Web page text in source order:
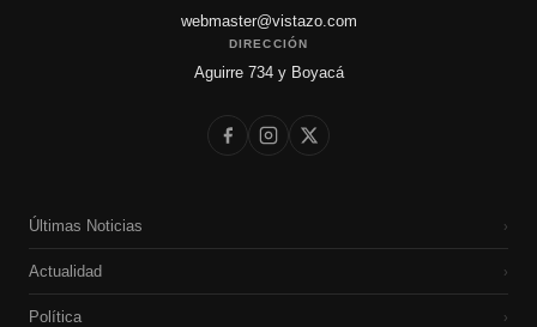
webmaster@vistazo.com
DIRECCIÓN
Aguirre 734 y Boyacá
Últimas Noticias ›
Actualidad ›
Política ›